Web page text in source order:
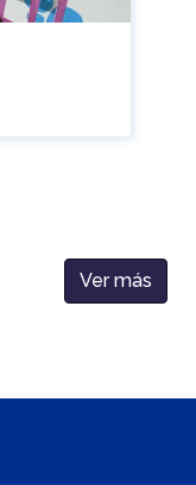
Ver más